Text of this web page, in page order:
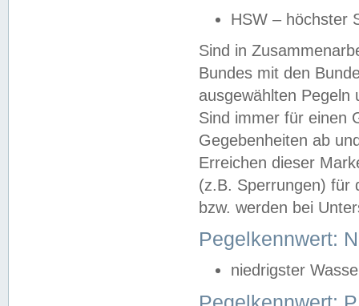
HSW – höchster
Sind in
Bundes mit den
ausgewählten
Sind immer für einen
Gegebenheiten ab
Erreichen dieser
(z.B. Sperrungen) für
bzw. werden bei
Pegelkennwert:
niedrigster